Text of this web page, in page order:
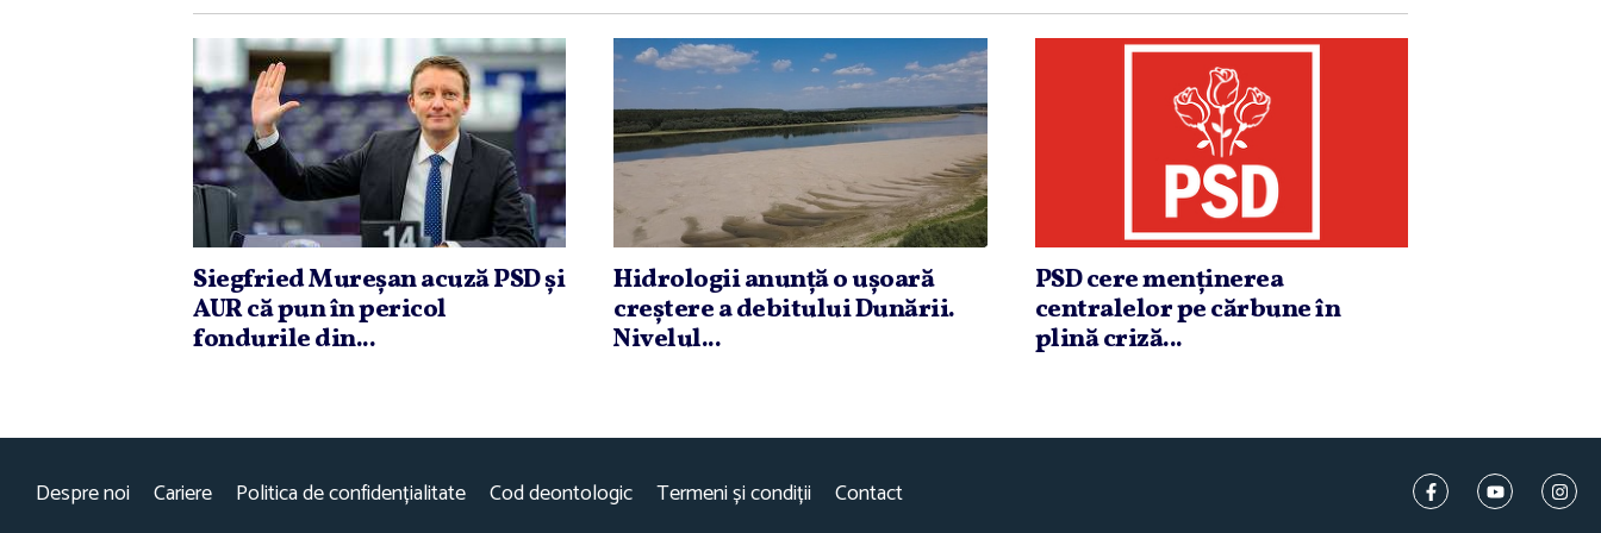
Siegfried Mureşan acuză PSD şi
AUR că pun în pericol
fondurile din...
Hidrologii anunţă o uşoară
creştere a debitului Dunării.
Nivelul...
PSD cere menţinerea
centralelor pe cărbune în
plină criză...
Despre noi Cariere Politica de confidențialitate Cod deontologic Termeni și condiții Contact